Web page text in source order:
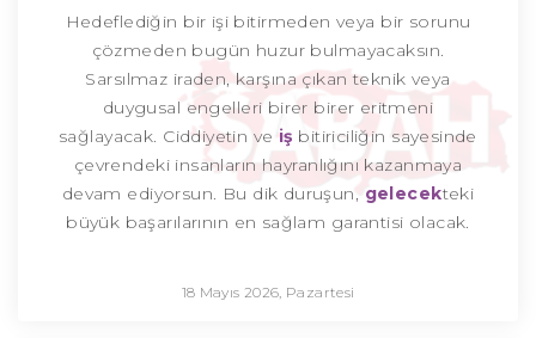
Hedeflediğin bir işi bitirmeden veya bir sorunu
çözmeden bugün huzur bulmayacaksın.
Sarsılmaz iraden, karşına çıkan teknik veya
duygusal engelleri birer birer eritmeni
sağlayacak. Ciddiyetin ve iş bitiriciliğin sayesinde
çevrendeki insanların hayranlığını kazanmaya
devam ediyorsun. Bu dik duruşun, gelecekteki
büyük başarılarının en sağlam garantisi olacak.
18 Mayıs 2026, Pazartesi